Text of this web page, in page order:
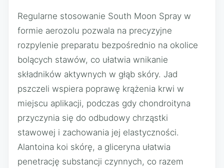
Regularne stosowanie South Moon Spray w
formie aerozolu pozwala na precyzyjne
rozpylenie preparatu bezpośrednio na okolice
bolących stawów, co ułatwia wnikanie
składników aktywnych w głąb skóry. Jad
pszczeli wspiera poprawę krążenia krwi w
miejscu aplikacji, podczas gdy chondroityna
przyczynia się do odbudowy chrząstki
stawowej i zachowania jej elastyczności.
Alantoina koi skórę, a gliceryna ułatwia
penetrację substancji czynnych, co razem